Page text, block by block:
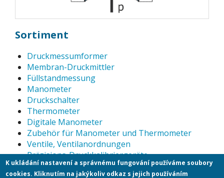
Sortiment
Druckmessumformer
Membran-Druckmittler
Füllstandmessung
Manometer
Druckschalter
Thermometer
Digitale Manometer
Zubehör für Manometer und Thermometer
Ventile, Ventilanordnungen
Präzisions-Druckkalibriergeräte
Leistungsrelais
K ukládání nastavení a správnému fungování používáme soubory
cookies. Kliknutím na jakýkoliv odkaz s jejich používáním